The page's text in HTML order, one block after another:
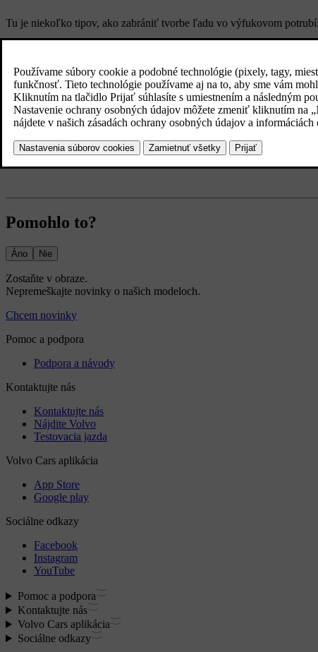
Tu je niekoľko tipov, ako zabrániť tvorbe ľadu vo výfukovom potrubí:
Ak je to možné, počas chladného počasia zaparkujte vozidlo v
Použite spaľovací motor výberom jazdného režimuPowera rýchlo
Pomohlo to?
Áno Nie